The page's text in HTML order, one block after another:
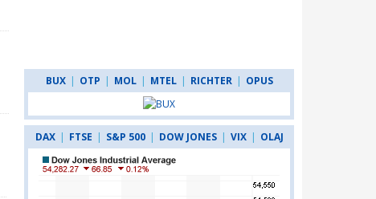
BUX | OTP | MOL | MTEL | RICHTER | OPUS
DAX | FTSE | S&P 500 | DOW JONES | VIX | OLAJ